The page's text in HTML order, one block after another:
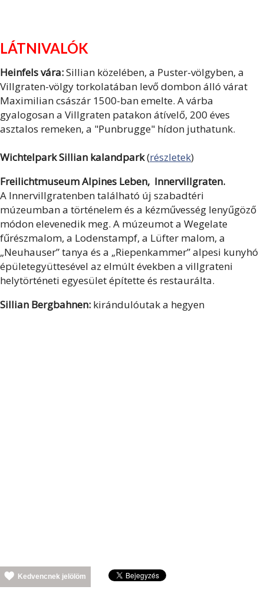
LÁTNIVALÓK
Heinfels vára:Sillian közelében, a Puster-völgyben, a
Villgraten-völgy torkolatában levő dombon álló várat
Maximilian császár 1500-ban emelte. A várba
gyalogosan a Villgraten patakon átívelő, 200 éves
asztalos remeken, a "Punbrugge" hídon juthatunk.
Wichtelpark Sillian kalandpark(részletek)
Freilichtmuseum Alpines Leben, Innervillgraten.
A Innervillgratenben található új szabadtéri
múzeumban a történelem és a kézművesség lenyűgöző
módon elevenedik meg. A múzeumot a Wegelate
fűrészmalom, a Lodenstampf, a Lüfter malom, a
„Neuhauser” tanya és a „Riepenkammer” alpesi kunyhó
épületegyüttesével az elmúlt években a villgrateni
helytörténeti egyesület építette és restaurálta.
Sillian Bergbahnen: kirándulóutak a hegyen
Kedvencnek jelölöm